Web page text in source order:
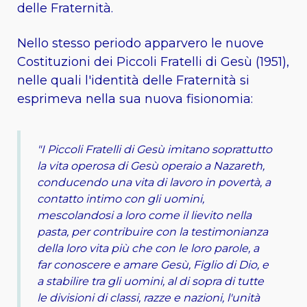
delle Fraternità.
Nello stesso periodo apparvero le nuove
Costituzioni dei Piccoli Fratelli di Gesù (1951),
nelle quali l'identità delle Fraternità si
esprimeva nella sua nuova fisionomia:
"I Piccoli Fratelli di Gesù imitano soprattutto
la vita operosa di Gesù operaio a Nazareth,
conducendo una vita di lavoro in povertà, a
contatto intimo con gli uomini,
mescolandosi a loro come il lievito nella
pasta, per contribuire con la testimonianza
della loro vita più che con le loro parole, a
far conoscere e amare Gesù, Figlio di Dio, e
a stabilire tra gli uomini, al di sopra di tutte
le divisioni di classi, razze e nazioni, l'unità